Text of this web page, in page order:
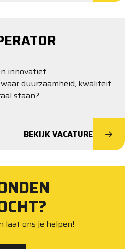
innovatief
duurzaamheid, kwaliteit
staan?
BEKIJK VACATURE
laat ons je helpen!